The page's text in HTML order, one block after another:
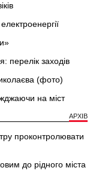
перелік заходів
(фото)
на міст
АРХІВ
проконтролювати
до рідного міста